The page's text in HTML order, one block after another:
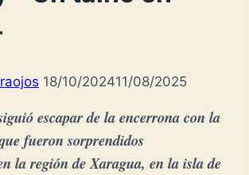
18/10/202411/08/2025
escapar de la encerrona con la
fueron sorprendidos
la región de Xaragua, en la isla de